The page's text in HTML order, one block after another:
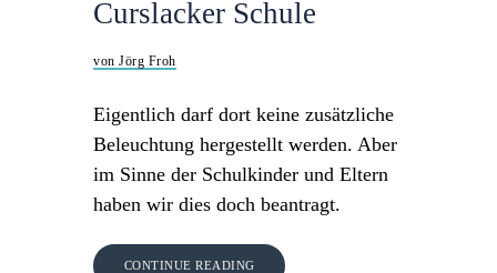
Curslacker Schule
von Jörg Froh
Eigentlich darf dort keine zusätzliche
Beleuchtung hergestellt werden. Aber
im Sinne der Schulkinder und Eltern
haben wir dies doch beantragt.
CONTINUE READING